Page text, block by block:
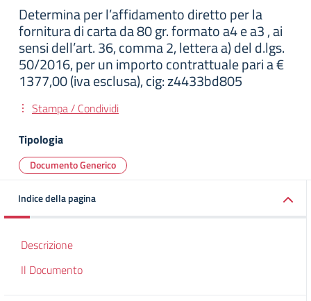
Determina per l’affidamento diretto per la
fornitura di carta da 80 gr. formato a4 e a3 , ai
sensi dell’art. 36, comma 2, lettera a) del d.lgs.
50/2016, per un importo contrattuale pari a €
1377,00 (iva esclusa), cig: z4433bd805
Stampa / Condividi
Tipologia
Documento Generico
Indice della pagina
Descrizione
Il Documento